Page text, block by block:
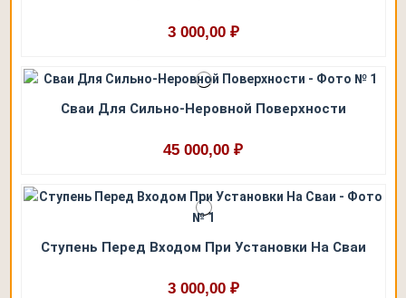
3 000,00 ₽
Сваи Для Сильно-Неровной Поверхности
45 000,00 ₽
Ступень Перед Входом При Установки На Сваи
3 000,00 ₽